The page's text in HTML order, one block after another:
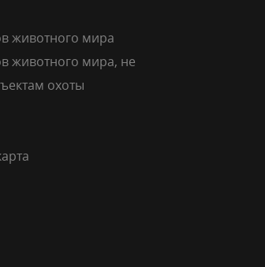
животного мира
животного мира, не
охоты